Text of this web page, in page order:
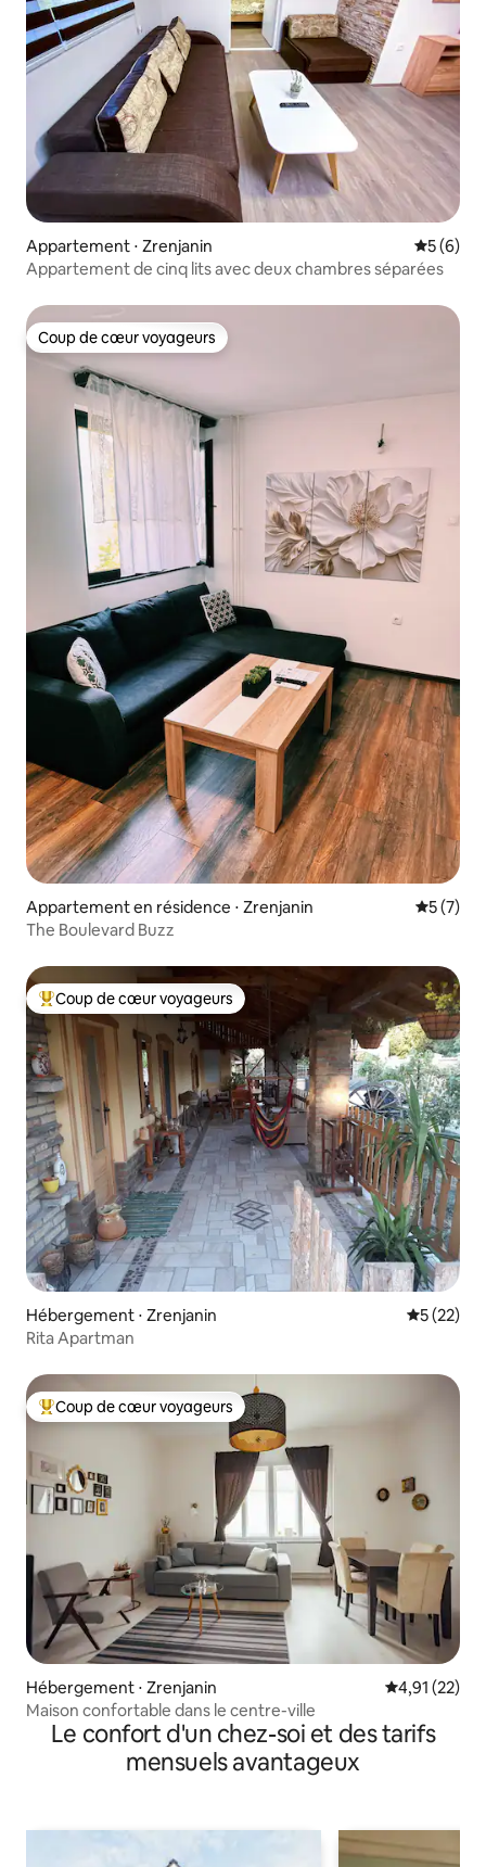
Appartement ⋅ Zrenjanin
5 (6)
Appartement de cinq lits avec deux chambres séparées
Coup de cœur voyageurs
Coup de cœur voyageurs
Appartement en résidence ⋅ Zrenjanin
5 (7)
The Boulevard Buzz
Coups de cœur voyageurs les plus appréciés
Coup de cœur voyageurs
Hébergement ⋅ Zrenjanin
5 (22)
Rita Apartman
Coups de cœur voyageurs les plus appréciés
Coup de cœur voyageurs
Hébergement ⋅ Zrenjanin Évaluation
4,91 (22)
Maison confortable dans le centre-ville
Le confort d'un chez-soi et des tarifs
mensuels avantageux